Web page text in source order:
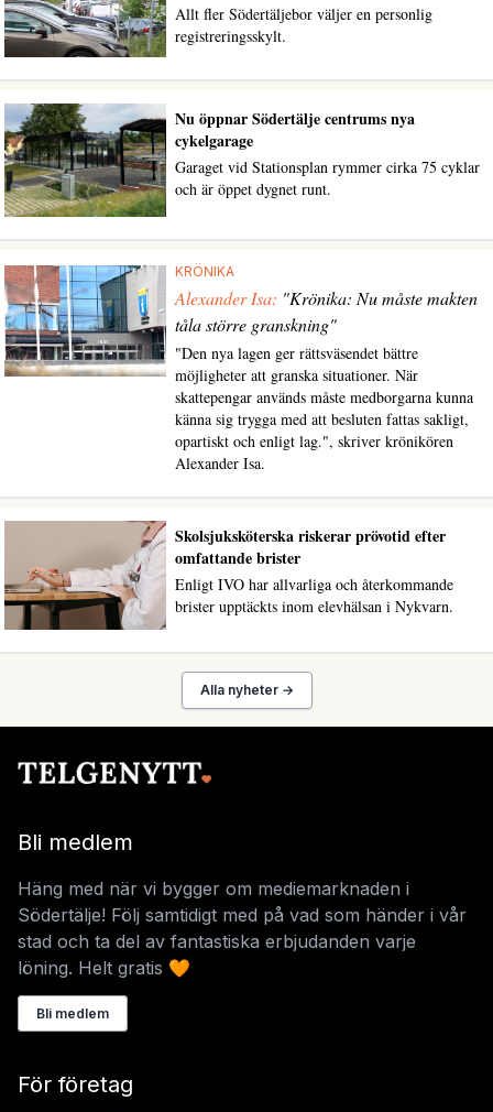
Allt fler Södertäljebor väljer en personlig
registreringsskylt.
Nu öppnar Södertälje centrums nya
cykelgarage
Garaget vid Stationsplan rymmer cirka 75 cyklar
och är öppet dygnet runt.
KRÖNIKA
Alexander Isa: "Krönika: Nu måste makten
tåla större granskning"
"Den nya lagen ger rättsväsendet bättre
möjligheter att granska situationer. När
skattepengar används måste medborgarna kunna
känna sig trygga med att besluten fattas sakligt,
opartiskt och enligt lag.", skriver krönikören
Alexander Isa.
Skolsjuksköterska riskerar prövotid efter
omfattande brister
Enligt IVO har allvarliga och återkommande
brister upptäckts inom elevhälsan i Nykvarn.
Alla nyheter →
Bli medlem
Häng med när vi bygger om mediemarknaden i
Södertälje! Följ samtidigt med på vad som händer i vår
stad och ta del av fantastiska erbjudanden varje
löning. Helt gratis 🧡
Bli medlem
För företag